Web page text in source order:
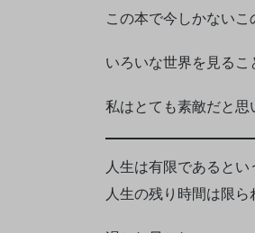
この本で今しかない
いろいな世界を見る
私はとても素敵だと思
人生は有限であるとい
人生の残り時間は限ら